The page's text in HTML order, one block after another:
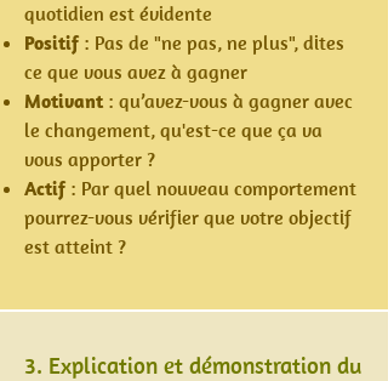
quotidien est évidente
Positif : Pas de "ne pas, ne plus", dites
ce que vous avez à gagner
Motivant : qu’avez-vous à gagner avec
le changement, qu'est-ce que ça va
vous apporter ?
Actif : Par quel nouveau comportement
pourrez-vous vérifier que votre objectif
est atteint ?
3. Explication et démonstration du